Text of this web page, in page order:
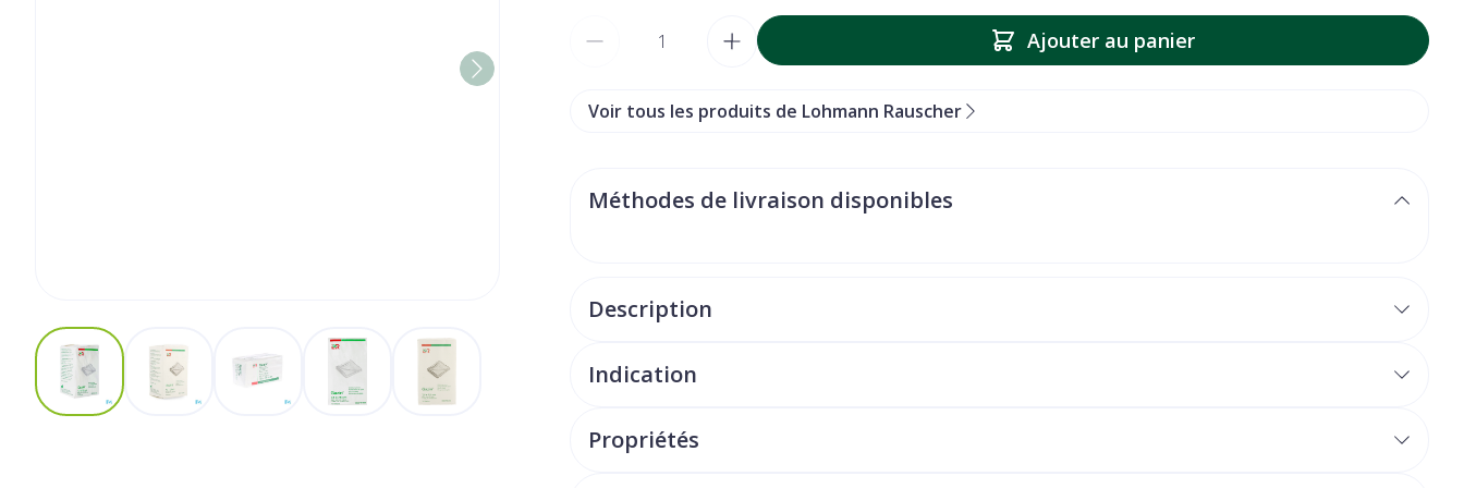
View larger image View larger imageView larger imageView larger image
Ajouter au panier
Voir tous les produits de Lohmann Rauscher
Méthodes de livraison disponibles
Description
Indication
Propriétés